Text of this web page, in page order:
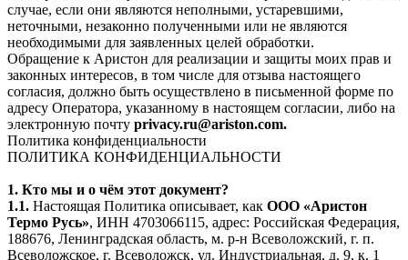
случае, если они являются неполными, устаревшими,
неточными, незаконно полученными или не являются
необходимыми для заявленных целей обработки.
Обращение к Аристон для реализации и защиты моих прав и
законных интересов, в том числе для отзыва настоящего
согласия, должно быть осуществлено в письменной форме по
адресу Оператора, указанному в настоящем согласии, либо на
электронную почту privacy.ru@ariston.com.
Политика конфиденциальности
ПОЛИТИКА КОНФИДЕНЦИАЛЬНОСТИ
1. Кто мы и о чём этот документ?
1.1. Настоящая Политика описывает, как ООО «Аристон
Термо Русь», ИНН 4703066115, адрес: Российская Федерация,
188676, Ленинградская область, м. р-н Всеволожский, г. п.
Всеволожское, г. Всеволожск, ул. Индустриальная, д. 9, к. 1